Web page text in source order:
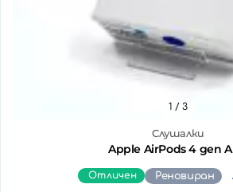
Слушалки
Apple AirPods 4 gen
1 / 3
Отличен Реновиран